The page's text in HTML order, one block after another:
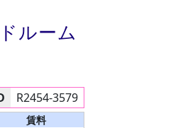
ルーム
R2454-3579
賃料